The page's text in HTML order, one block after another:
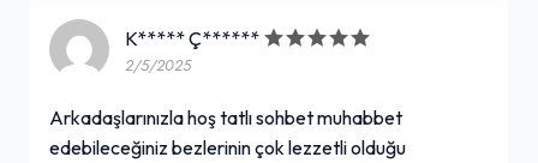
K***** Ç******
2/5/2025
Arkadaşlarınızla hoş tatlı sohbet muhabbet
edebileceğiniz bezlerinin çok lezzetli olduğu